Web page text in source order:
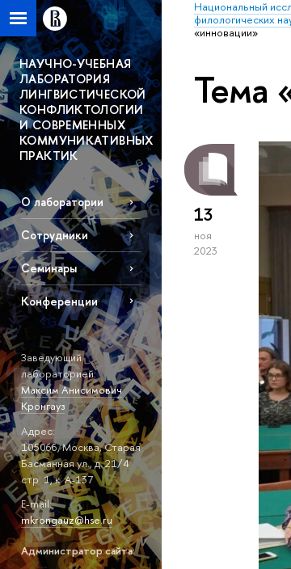
Национальный
филологических
«инновации»
НАУЧНО-УЧЕБНАЯ
ЛАБОРАТОРИЯ
ЛИНГВИСТИЧЕСКОЙ
КОНФЛИКТОЛОГИИ
И СОВРЕМЕННЫХ
КОММУНИКАТИВНЫХ
ПРАКТИК
О лаборатории
Сотрудники
Семинары
Конференции
Заведующий
лабораторией:
Максим Анисимович
Кронгауз
Адрес:
105066, Москва, Старая
Басманная ул., д. 21/4
стр. 1, к. А-137
E-mail:
mkrongauz@hse.ru
Администратор сайта:
Тема
13
ноя
2023